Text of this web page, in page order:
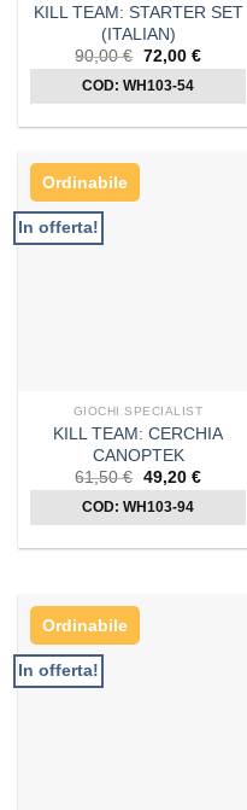
KILL TEAM: STARTER SET
(ITALIAN)
90,00€ Il
prezzo
originale
era:
72,00 €Il
prezzo
è:
COD: WH103-54
Ordinabile
In offerta!
GIOCHI SPECIALIST
KILL TEAM: CERCHIA
CANOPTEK
61,50€ Il
prezzo
originale
era:
49,20 €Il
prezzo
è:
COD: WH103-94
Ordinabile
In offerta!